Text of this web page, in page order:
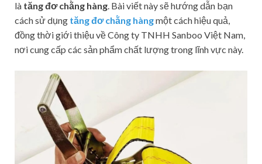
là tăng đơ chằng hàng . Bài viết này sẽ hướng dẫn bạn
cách sử dụng tăng đơ chằng hàngmột cách hiệu quả,
đồng thời giới thiệu về Công ty TNHH Sanboo Việt Nam,
nơi cung cấp các sản phẩm chất lượng trong lĩnh vực này.